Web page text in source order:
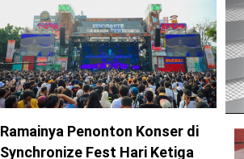
Ramainya Penonton Konser di
Synchronize Fest Hari Ketiga